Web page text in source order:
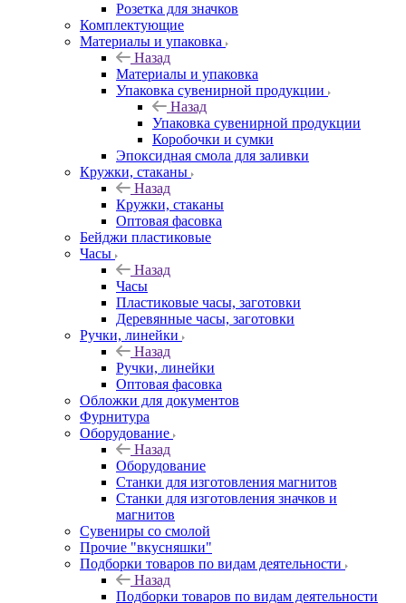
Розетка для значков
Комплектующие
Материалы и упаковка
Назад
Материалы и упаковка
Упаковка сувенирной продукции
Назад
Упаковка сувенирной продукции
Коробочки и сумки
Эпоксидная смола для заливки
Кружки, стаканы
Назад
Кружки, стаканы
Оптовая фасовка
Бейджи пластиковые
Часы
Назад
Часы
Пластиковые часы, заготовки
Деревянные часы, заготовки
Ручки, линейки
Назад
Ручки, линейки
Оптовая фасовка
Обложки для документов
Фурнитура
Оборудование
Назад
Оборудование
Станки для изготовления магнитов
Станки для изготовления значков и
магнитов
Сувениры со смолой
Прочие "вкусняшки"
Подборки товаров по видам деятельности
Назад
Подборки товаров по видам деятельности